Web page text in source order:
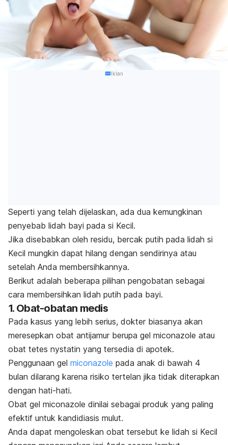
Iklan
Seperti yang telah dijelaskan, ada dua kemungkinan
penyebab lidah bayi pada si Kecil.
Jika disebabkan oleh residu, bercak putih pada lidah si
Kecil mungkin dapat hilang dengan sendirinya atau
setelah Anda membersihkannya.
Berikut adalah beberapa pilihan pengobatan sebagai
cara membersihkan lidah putih pada bayi.
1. Obat-obatan medis
Pada kasus yang lebih serius, dokter biasanya akan
meresepkan obat antijamur berupa gel miconazole atau
obat tetes nystatin yang tersedia di apotek.
Penggunaan gel miconazole pada anak di bawah 4
bulan dilarang karena risiko tertelan jika tidak diterapkan
dengan hati-hati.
Obat gel miconazole dinilai sebagai produk yang paling
efektif untuk kandidiasis mulut.
Anda dapat mengoleskan obat tersebut ke lidah si Kecil